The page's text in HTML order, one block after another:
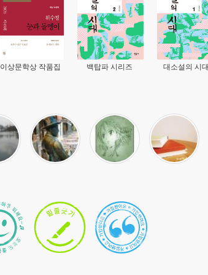
이상문학상 작품집 백탑파 시리즈 대소설의 시